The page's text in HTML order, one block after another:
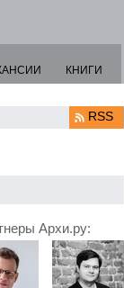
КНИГИ
RSS
Архи.ру: